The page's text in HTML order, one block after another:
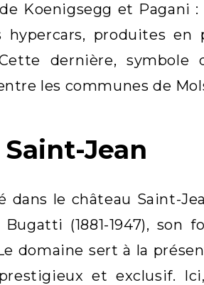
Koenigsegg et Pagani
hypercars, produites
dernière, symbole
les communes de
Jean
le château Saint-
(1881-1947), son
domaine sert à la
et exclusif.